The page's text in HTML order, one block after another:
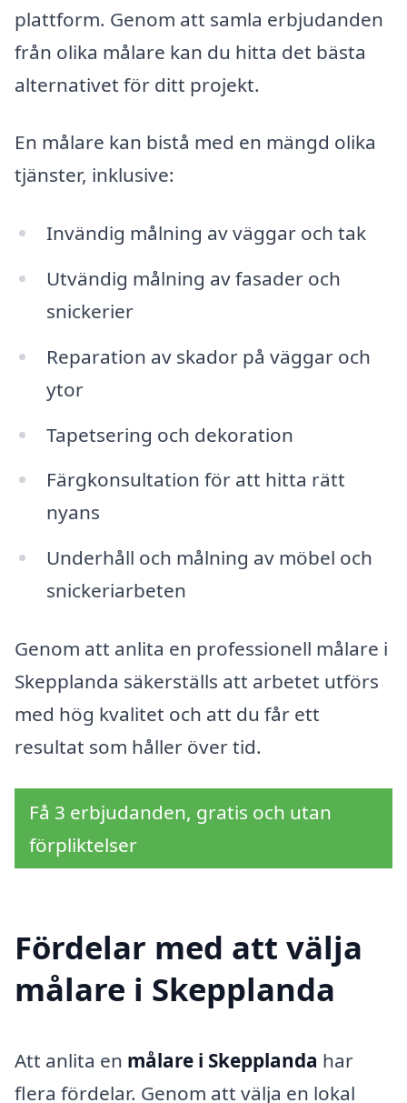
plattform. Genom att samla erbjudanden
från olika målare kan du hitta det bästa
alternativet för ditt projekt.
En målare kan bistå med en mängd olika
tjänster, inklusive:
Invändig målning av väggar och tak
Utvändig målning av fasader och
snickerier
Reparation av skador på väggar och
ytor
Tapetsering och dekoration
Färgkonsultation för att hitta rätt
nyans
Underhåll och målning av möbel och
snickeriarbeten
Genom att anlita en professionell målare i
Skepplanda säkerställs att arbetet utförs
med hög kvalitet och att du får ett
resultat som håller över tid.
Få 3 erbjudanden, gratis och utan
förpliktelser
Fördelar med att välja
målare i Skepplanda
Att anlita en målare i Skepplanda har
flera fördelar. Genom att välja en lokal